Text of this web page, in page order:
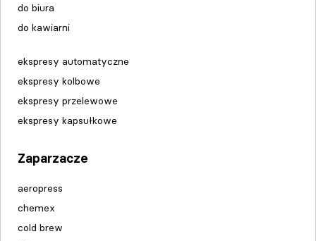
do biura
do kawiarni
ekspresy automatyczne
ekspresy kolbowe
ekspresy przelewowe
ekspresy kapsułkowe
Zaparzacze
aeropress
chemex
cold brew